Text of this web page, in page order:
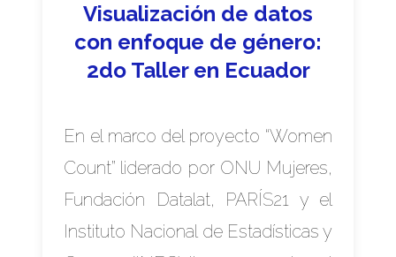
Visualización de datos
con enfoque de género:
2do Taller en Ecuador
En el marco del proyecto “Women
Count” liderado por ONU Mujeres,
Fundación Datalat, PARÍS21 y el
Instituto Nacional de Estadísticas y